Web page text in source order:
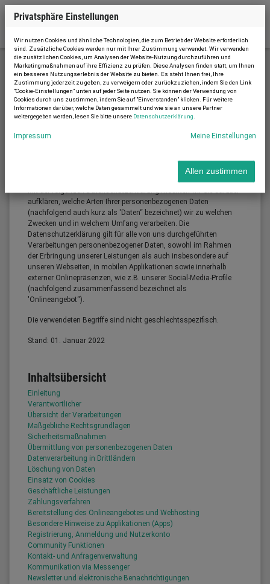
Datenschutzerklärung
Mit der folgenden Datenschutzerklärung möchten wir Sie darüber
aufklären, welche Arten Ihrer personenbezogenen Daten
(nachfolgend auch kurz als 'Daten“ bezeichnet) wir zu welchen
Zwecken und in welchem Umfang verarbeiten. Die
Datenschutzerklärung gilt für alle von uns durchgeführten
Verarbeitungen personenbezogener Daten, sowohl im Rahmen
der Erbringung unserer Leistungen als auch insbesondere auf
unseren Webseiten, in mobilen Applikationen sowie innerhalb
externer Onlinepräsenzen, wie z.B. unserer Social-Media-Profile
(nachfolgend zusammenfassend bezeichnet als
'Onlineangebot“).
Die verwendeten Begriffe sind nicht geschlechtsspezifisch.
Stand: 01. Januar 2022
Inhaltsübersicht
Einleitung
Verantwortlicher
Übersicht der Verarbeitungen
Maßgebliche Rechtsgrundlagen
Sicherheitsmaßnahmen
Übermittlung von personenbezogenen Daten
Datenverarbeitung in Drittländern
Löschung von Daten
Einsatz von Cookies
Geschäftliche Leistungen
Zahlungsverfahren
Bereitstellung des Onlineangebotes und Webhosting
Besondere Hinweise zu Applikationen (Apps)
Registrierung, Anmeldung und Nutzerkonto
Community Funktionen
Kontakt- und Anfragenverwaltung
Kommunikation via Messenger
Newsletter und elektronische Benachrichtigungen
Privatsphäre Einstellungen
Wir nutzen Cookies und ähnliche Technologien, die zum Betrieb der Website erforderlich
sind. Zusätzliche Cookies werden nur mit Ihrer Zustimmung verwendet. Wir verwenden
die zusätzlichen Cookies, um Analysen der Website-Nutzung durchzuführen und
Marketingmaßnahmen auf ihre Effizienz zu prüfen. Diese Analysen finden statt, um Ihnen
ein besseres Nutzungserlebnis der Website zu bieten. Es steht Ihnen frei, Ihre
Zustimmung jederzeit zu geben, zu verweigern oder zurückzuziehen, indem Sie den Link
"Cookie-Einstellungen" unten auf jeder Seite nutzen. Sie können der Verwendung von
Cookies durch uns zustimmen, indem Sie auf "Einverstanden" klicken. Für weitere
Informationen darüber, welche Daten gesammelt und wie sie an unsere Partner
weitergegeben werden, lesen Sie bitte unsere Datenschutzerklärung
Impressum Meine Einstellungen
Allen zustimmen